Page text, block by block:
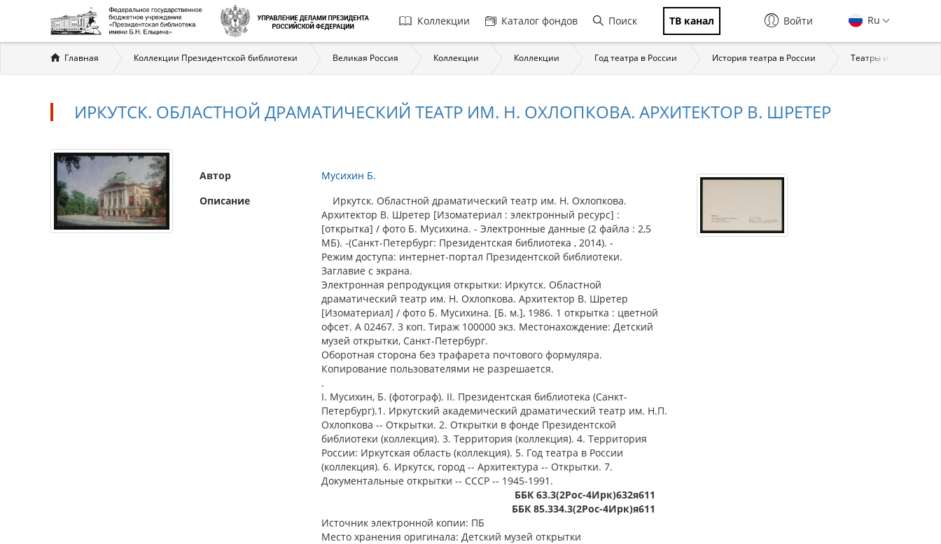
Главная
навигация
Коллекции Каталог фондов Поиск ТВ канал Ru
Войти
Вы
здесь
Главная Коллекции Президентской библиотеки Великая Россия Коллекции Коллекции Год театра в России История театра в России Театры и
ИРКУТСК. ОБЛАСТНОЙ ДРАМАТИЧЕСКИЙ ТЕАТР ИМ. Н. ОХЛОПКОВА. АРХИТЕКТОР В. ШРЕТЕР
Автор
Мусихин Б.
Описание
Иркутск. Областной драматический театр им. Н. Охлопкова.
Архитектор В. Шретер [Изоматериал : электронный ресурс] :
[открытка] / фото Б. Мусихина. - Электронные данные (2 файла : 2,5
МБ). -(Санкт-Петербург: Президентская библиотека , 2014). -
Режим доступа: интернет-портал Президентской библиотеки.
Заглавие с экрана.
Электронная репродукция открытки: Иркутск. Областной
драматический театр им. Н. Охлопкова. Архитектор В. Шретер
[Изоматериал] / фото Б. Мусихина. [Б. м.], 1986. 1 открытка : цветной
офсет. А 02467. 3 коп. Тираж 100000 экз. Местонахождение: Детский
музей открытки, Санкт-Петербург.
Оборотная сторона без трафарета почтового формуляра.
Копирование пользователями не разрешается.
.
I. Мусихин, Б. (фотограф). II. Президентская библиотека (Санкт-
Петербург).1. Иркутский академический драматический театр им. Н.П.
Охлопкова -- Открытки. 2. Открытки в фонде Президентской
библиотеки (коллекция). 3. Территория (коллекция). 4. Территория
России: Иркутская область (коллекция). 5. Год театра в России
(коллекция). 6. Иркутск, город -- Архитектура -- Открытки. 7.
Документальные открытки -- СССР -- 1945-1991.
ББК 63.3(2Рос-4Ирк)632я611
ББК 85.334.3(2Рос-4Ирк)я611
Источник электронной копии: ПБ
Место хранения оригинала: Детский музей открытки